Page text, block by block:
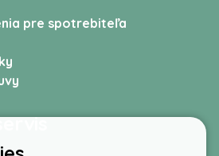
pre spotrebiteľa